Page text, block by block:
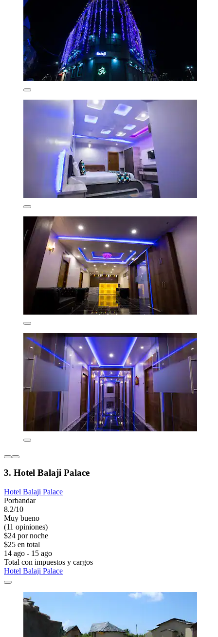
3. Hotel Balaji Palace
Hotel Balaji Palace
Porbandar
8.2/10
Muy bueno
(11 opiniones)
$24 por noche
$25 en total
14 ago - 15 ago
Total con impuestos y cargos
Hotel Balaji Palace